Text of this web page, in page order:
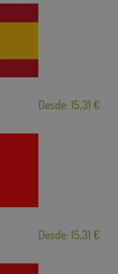
Desde: 15,31 €
Desde: 15,31 €